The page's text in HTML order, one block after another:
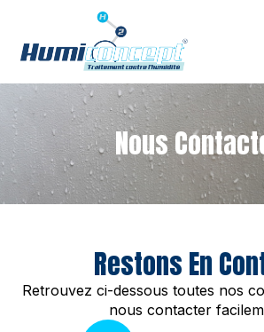
Nous
Restons En
Retrouvez ci-dessous toutes nos
nous contacter